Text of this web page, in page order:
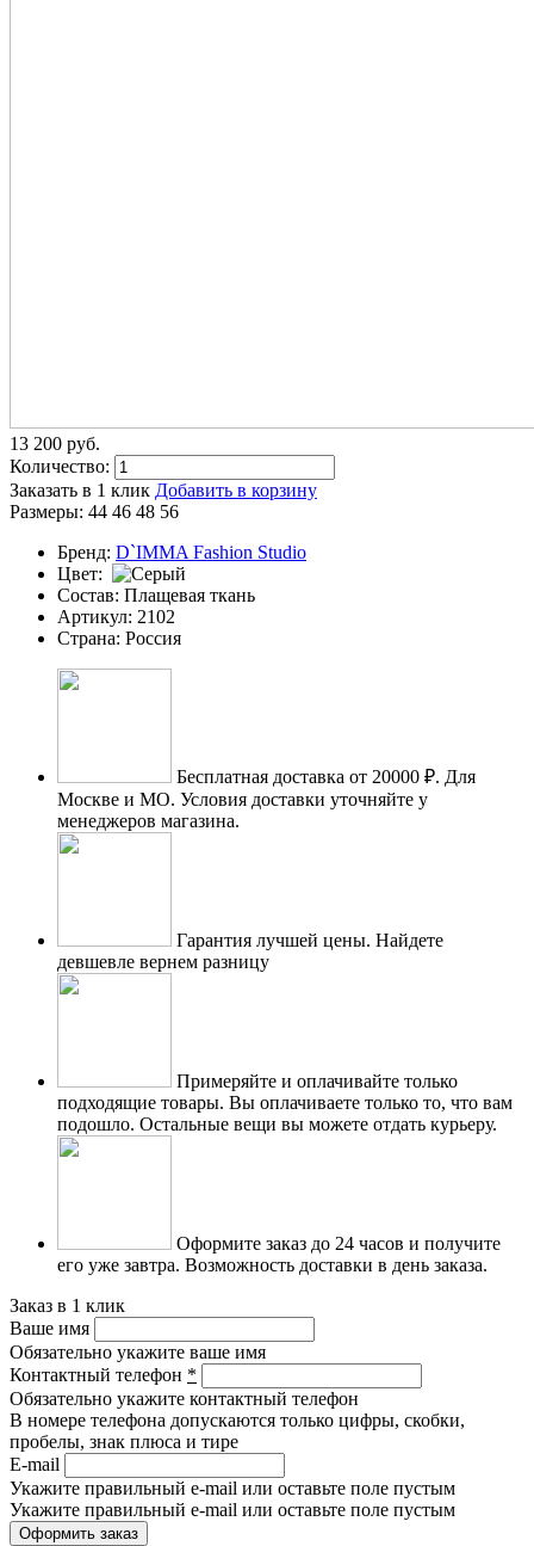
13 200 pуб.
Количество:
Заказать в 1 клик Добавить в корзину
Размеры: 44 46 48 56
Бренд: D`IMMA Fashion Studio
Цвет:
Состав: Плащевая ткань
Артикул: 2102
Страна: Россия
Бесплатная доставка от 20000 ₽. Для
Москве и МО. Условия доставки уточняйте у
менеджеров магазина.
Гарантия лучшей цены. Найдете
девшевле вернем разницу
Примеряйте и оплачивайте только
подходящие товары. Вы оплачиваете только то, что вам
подошло. Остальные вещи вы можете отдать курьеру.
Оформите заказ до 24 часов и получите
его уже завтра. Возможность доставки в день заказа.
Заказ в 1 клик
Ваше имя
Обязательно укажите ваше имя
Контактный телефон *
Обязательно укажите контактный телефон
В номере телефона допускаются только цифры, скобки,
пробелы, знак плюса и тире
E-mail
Укажите правильный e-mail или оставьте поле пустым
Укажите правильный e-mail или оставьте поле пустым